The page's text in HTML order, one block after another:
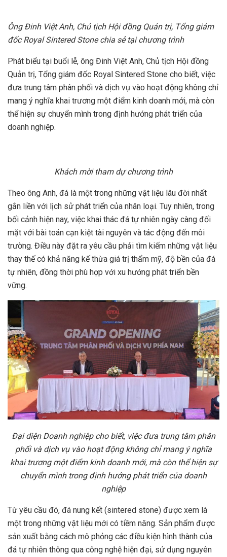
Ông Đinh Việt Anh, Chủ tịch Hội đồng Quản trị, Tổng giám
đốc Royal Sintered Stone chia sẻ tại chương trình
Phát biểu tại buổi lễ, ông Đinh Việt Anh, Chủ tịch Hội đồng
Quản trị, Tổng giám đốc Royal Sintered Stone cho biết, việc
đưa trung tâm phân phối và dịch vụ vào hoạt động không chỉ
mang ý nghĩa khai trương một điểm kinh doanh mới, mà còn
thể hiện sự chuyển mình trong định hướng phát triển của
doanh nghiệp.
Khách mời tham dự chương trình
Theo ông Anh, đá là một trong những vật liệu lâu đời nhất
gắn liền với lịch sử phát triển của nhân loại. Tuy nhiên, trong
bối cảnh hiện nay, việc khai thác đá tự nhiên ngày càng đối
mặt với bài toán cạn kiệt tài nguyên và tác động đến môi
trường. Điều này đặt ra yêu cầu phải tìm kiếm những vật liệu
thay thế có khả năng kế thừa giá trị thẩm mỹ, độ bền của đá
tự nhiên, đồng thời phù hợp với xu hướng phát triển bền
vững.
Đại diện Doanh nghiệp cho biết, việc đưa trung tâm phân
phối và dịch vụ vào hoạt động không chỉ mang ý nghĩa
khai trương một điểm kinh doanh mới, mà còn thể hiện sự
chuyển mình trong định hướng phát triển của doanh
nghiệp
Từ yêu cầu đó, đá nung kết (sintered stone) được xem là
một trong những vật liệu mới có tiềm năng. Sản phẩm được
sản xuất bằng cách mô phỏng các điều kiện hình thành của
đá tự nhiên thông qua công nghệ hiện đại, sử dụng nguyên